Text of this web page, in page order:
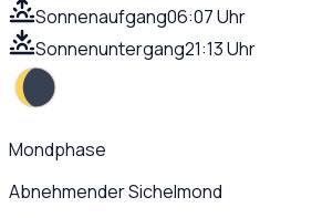
Sonnenaufgang06:07 Uhr
Sonnenuntergang21:13 Uhr
Mondphase
Abnehmender Sichelmond